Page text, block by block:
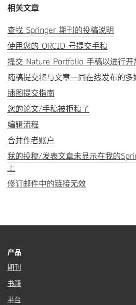
相关文章
查找 Springer 期刊的投稿说明
使用您的 ORCID 号提交手稿
提交 Nature Portfolio 手稿以进行开
随稿提交将与文章一同在线发布的多
插图提交指南
您的论文/手稿被拒稿了
编辑流程
合并作者账户
我的投稿/发表文章未显示在我的
上
修订邮件中的链接无效
产品
期刊
书籍
平台